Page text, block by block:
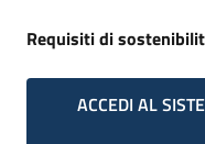
Requisiti di
ACCEDI AL